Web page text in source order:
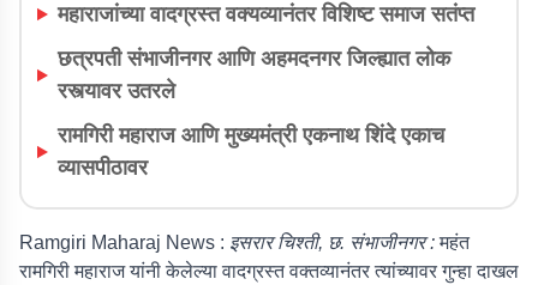
महाराजांच्या वादग्रस्त वक्यव्यानंतर विशिष्ट समाज सतंप्त
छत्रपती संभाजीनगर आणि अहमदनगर जिल्ह्यात लोक
रस्त्यावर उतरले
रामगिरी महाराज आणि मुख्यमंत्री एकनाथ शिंदे एकाच
व्यासपीठावर
Ramgiri Maharaj News : इसरार चिश्ती, छ. संभाजीनगर :महंत
रामगिरी महाराज यांनी केलेल्या वादग्रस्त वक्तव्यानंतर त्यांच्यावर गुन्हा दाखल